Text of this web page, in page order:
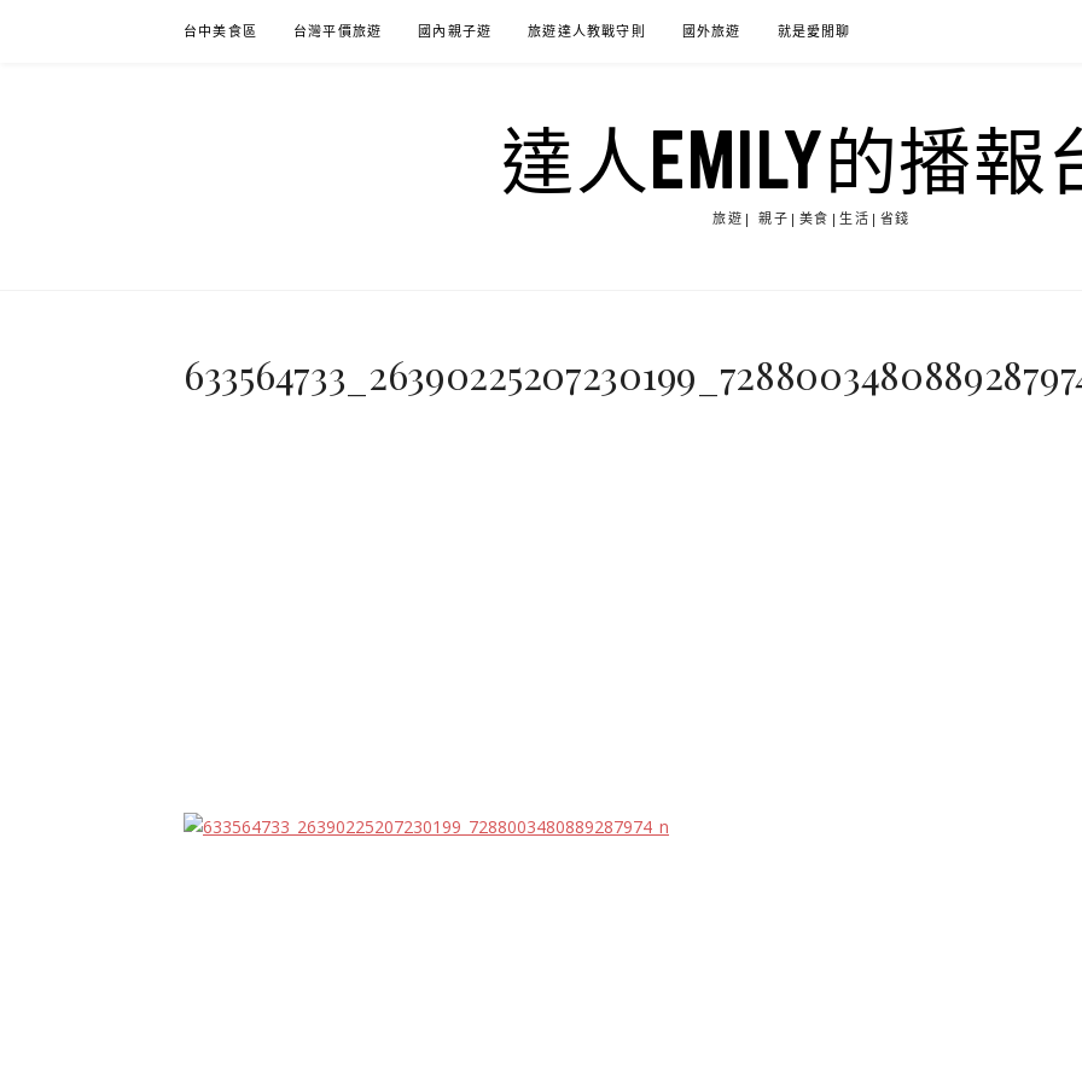
台中美食區 台灣平價旅遊 國內親子遊 旅遊達人教戰守則 國外旅遊 就是愛閒聊
達人EMILY的播報
旅遊| 親子|美食|生活|省錢